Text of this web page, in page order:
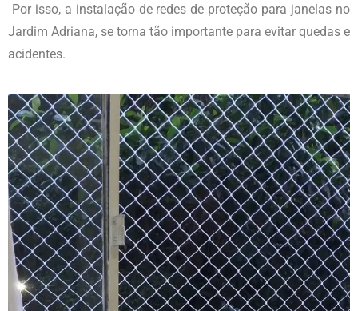
Por isso, a instalação de redes de proteção para janelas no
Jardim Adriana, se torna tão importante para evitar quedas e
acidentes.